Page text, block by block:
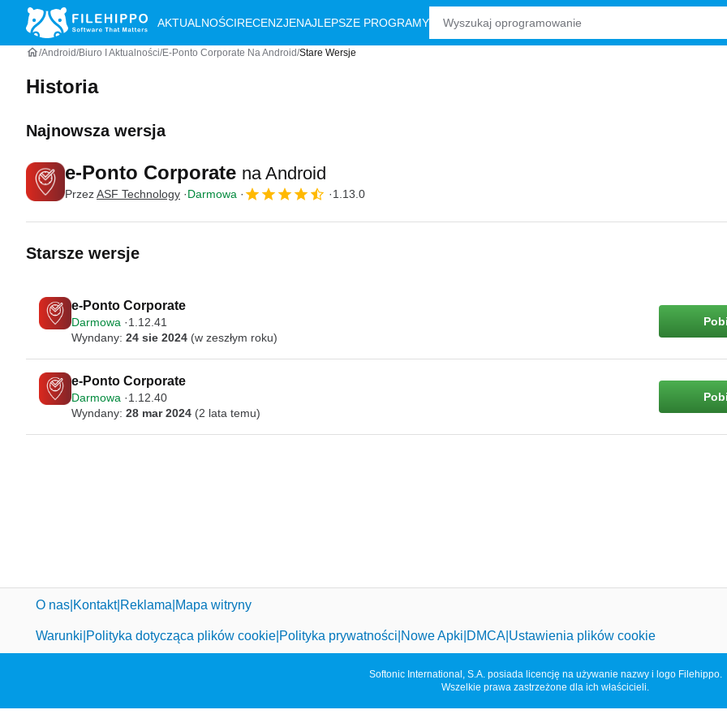
AKTUALNOŚCIRECENZJENAJLEPSZE PROGRAMY
Android Biuro I Aktualności E-Ponto Corporate Na Android Stare Wersje
Historia
Najnowsza wersja
e-Ponto Corporate na Android
PrzezASF Technology Darmowa 1.13.0
Starsze wersje
e-Ponto Corporate
Darmowa
1.12.41
Wyndany: 24 sie 2024 (w zeszłym roku)
e-Ponto Corporate
Darmowa
1.12.40
Wyndany: 28 mar 2024 (2 lata temu)
O nas Kontakt Reklama Mapa witryny
Warunki Polityka dotycząca plików cookie Polityka prywatności Nowe Apki DMCA Ustawienia plików cookie
Softonic International, S.A. posiada licencję na używanie nazwy i logo Filehippo.
Wszelkie prawa zastrzeżone dla ich właścicieli.